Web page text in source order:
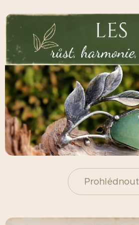
Prohlédnout